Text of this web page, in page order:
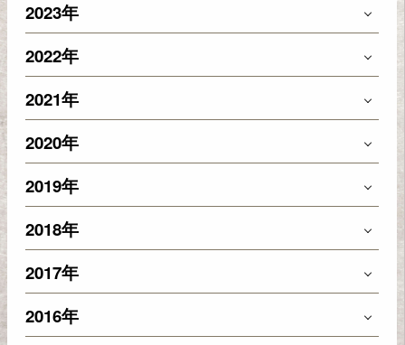
2023年
2022年
2021年
2020年
2019年
2018年
2017年
2016年